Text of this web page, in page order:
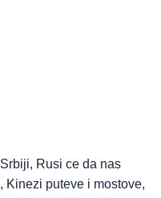
Rusi ce da nas
Kinezi puteve i mostove,